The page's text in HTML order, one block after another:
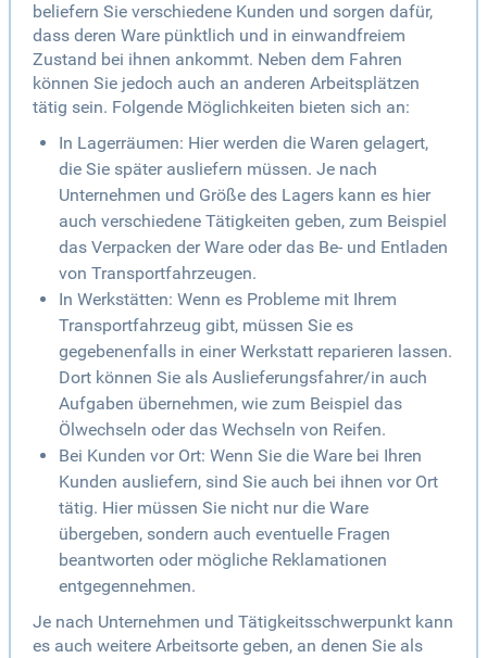
beliefern Sie verschiedene Kunden und sorgen dafür,
dass deren Ware pünktlich und in einwandfreiem
Zustand bei ihnen ankommt. Neben dem Fahren
können Sie jedoch auch an anderen Arbeitsplätzen
tätig sein. Folgende Möglichkeiten bieten sich an:
In Lagerräumen: Hier werden die Waren gelagert,
die Sie später ausliefern müssen. Je nach
Unternehmen und Größe des Lagers kann es hier
auch verschiedene Tätigkeiten geben, zum Beispiel
das Verpacken der Ware oder das Be- und Entladen
von Transportfahrzeugen.
In Werkstätten: Wenn es Probleme mit Ihrem
Transportfahrzeug gibt, müssen Sie es
gegebenenfalls in einer Werkstatt reparieren lassen.
Dort können Sie als Auslieferungsfahrer/in auch
Aufgaben übernehmen, wie zum Beispiel das
Ölwechseln oder das Wechseln von Reifen.
Bei Kunden vor Ort: Wenn Sie die Ware bei Ihren
Kunden ausliefern, sind Sie auch bei ihnen vor Ort
tätig. Hier müssen Sie nicht nur die Ware
übergeben, sondern auch eventuelle Fragen
beantworten oder mögliche Reklamationen
entgegennehmen.
Je nach Unternehmen und Tätigkeitsschwerpunkt kann
es auch weitere Arbeitsorte geben, an denen Sie als